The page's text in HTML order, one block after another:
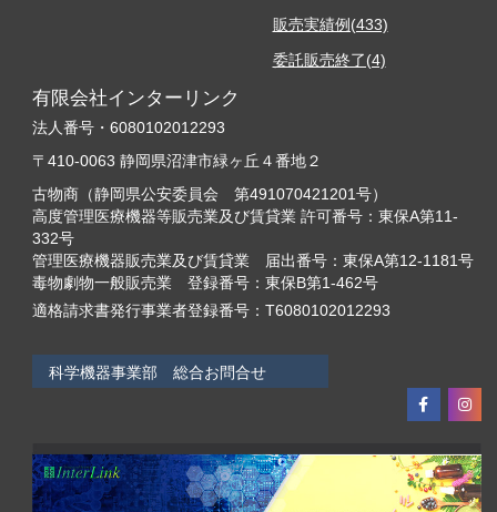
販売実績例(433)
委託販売終了(4)
有限会社インターリンク
法人番号・6080102012293
〒410-0063 静岡県沼津市緑ヶ丘４番地２
古物商（静岡県公安委員会 第491070421201号）
高度管理医療機器等販売業及び賃貸業 許可番号：東保A第11-
332号
管理医療機器販売業及び賃貸業 届出番号：東保A第12-1181号
毒物劇物一般販売業 登録番号：東保B第1-462号
適格請求書発行事業者登録番号：T6080102012293
科学機器事業部 総合お問合せ